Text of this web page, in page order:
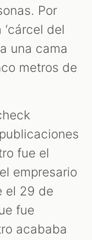
Por
del
una cama
metros de
fue el
empresario
el 29 de
fue
acababa